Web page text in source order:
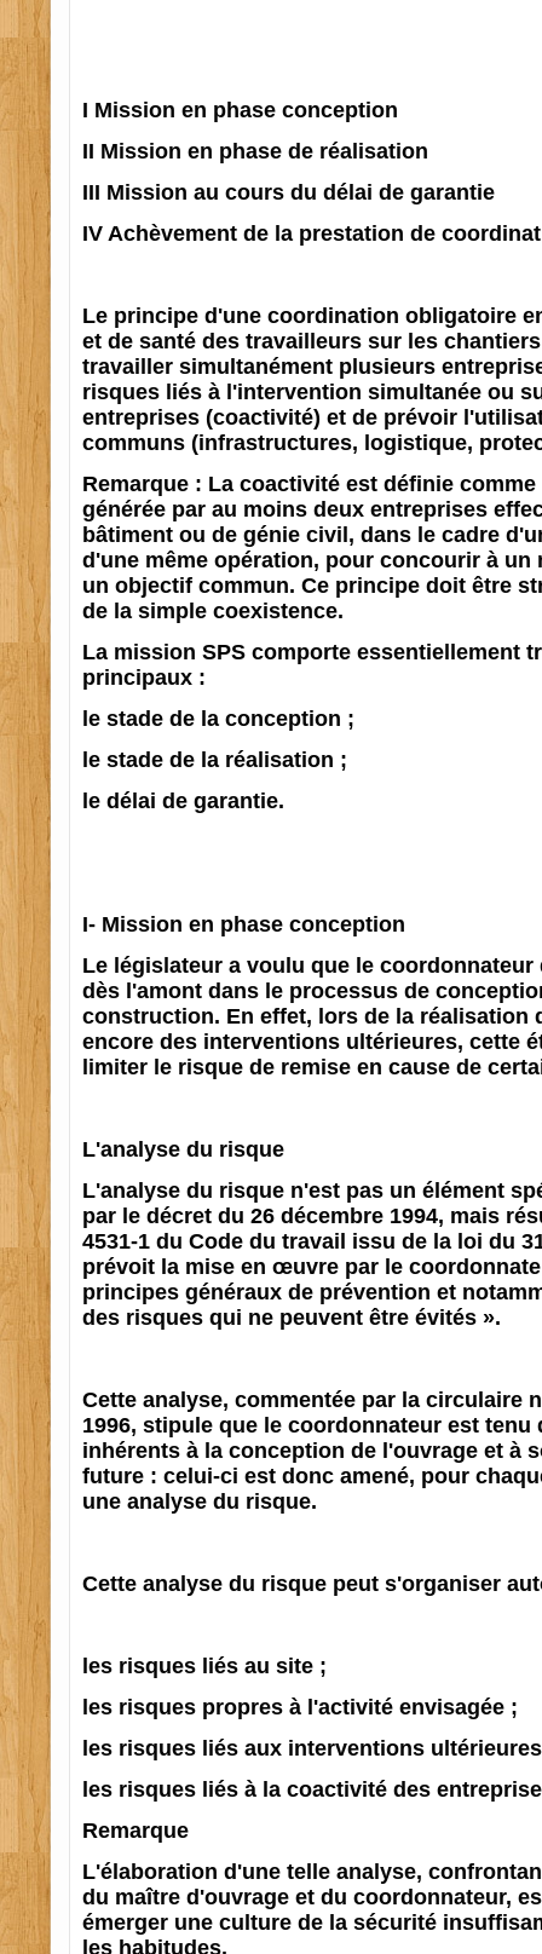
I Mission en phase conception
II Mission en phase de réalisation
III Mission au cours du délai de garantie
IV Achèvement de la prestation de
Le principe d'une coordination obligatoire
et de santé des travailleurs sur les
travailler simultanément plusieurs
risques liés à l'intervention simultanée ou
entreprises (coactivité) et de prévoir
communs (infrastructures, logistique,
Remarque : La coactivité est définie
générée par au moins deux entreprises
bâtiment ou de génie civil, dans le cadre
d'une même opération, pour concourir à un
un objectif commun. Ce principe doit être
de la simple coexistence.
La mission SPS comporte essentiellement
principaux :
le stade de la conception ;
le stade de la réalisation ;
le délai de garantie.
I- Mission en phase conception
Le législateur a voulu que le
dès l'amont dans le processus de
construction. En effet, lors de la réalisation
encore des interventions ultérieures, cette
limiter le risque de remise en cause de
L'analyse du risque
L'analyse du risque n'est pas un élément
par le décret du 26 décembre 1994, mais
4531-1 du Code du travail issu de la loi du
prévoit la mise en œuvre par le
principes généraux de prévention et
des risques qui ne peuvent être évités ».
Cette analyse, commentée par la circulaire
1996, stipule que le coordonnateur est tenu
inhérents à la conception de l'ouvrage et à
future : celui-ci est donc amené, pour
une analyse du risque.
Cette analyse du risque peut s'organiser
les risques liés au site ;
les risques propres à l'activité envisagée ;
les risques liés aux interventions
les risques liés à la coactivité des
Remarque
L'élaboration d'une telle analyse,
du maître d'ouvrage et du coordonnateur,
émerger une culture de la sécurité
les habitudes.